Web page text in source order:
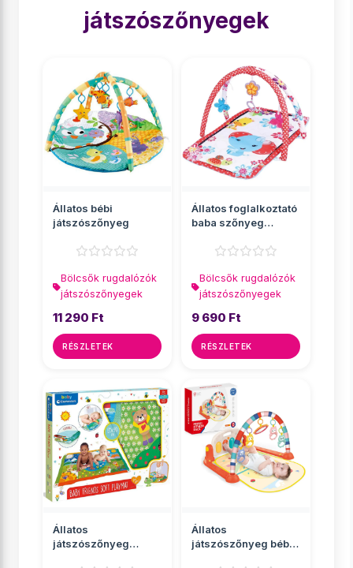
játszószőnyegek
Állatos bébi
játszószőnyeg
Bölcsők rugdalózók
játszószőnyegek
11 290 Ft
RÉSZLETEK
Állatos foglalkoztató
baba szőnyeg
Bölcsők rugdalózók
játszószőnyegek
9 690 Ft
RÉSZLETEK
Állatos
játszószőnyeg
Állatos
játszószőnyeg bébi